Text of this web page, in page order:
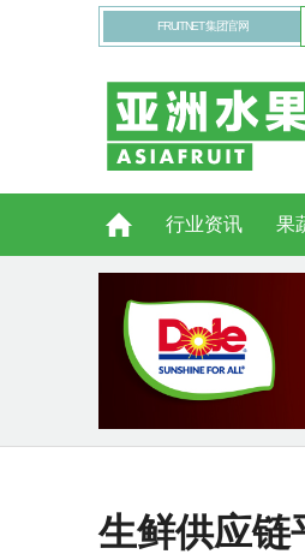
FRUITNET 集团官网
行业资讯 果
生鲜供应链